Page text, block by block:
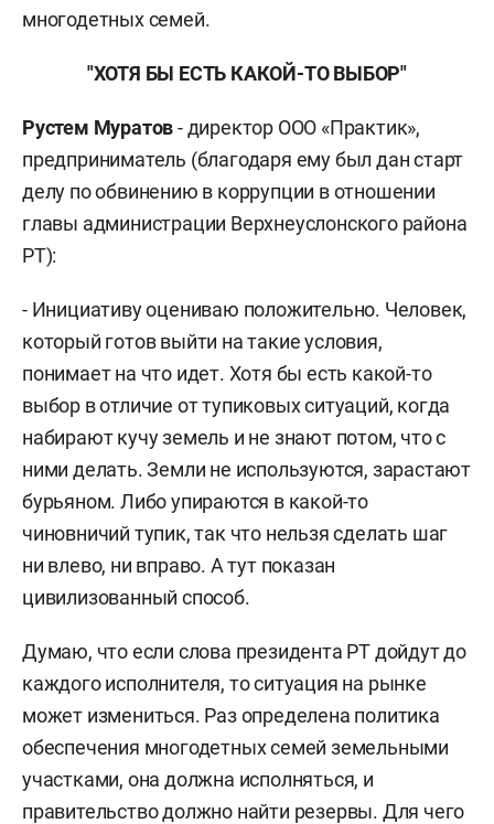
многодетных семей.
"ХОТЯ БЫ ЕСТЬ КАКОЙ-ТО ВЫБОР"
Рустем Муратов- директор ООО «Практик»,
предприниматель (благодаря ему был дан старт
делу по обвинению в коррупции в отношении
главы администрации Верхнеуслонского района
РТ):
- Инициативу оцениваю положительно. Человек,
который готов выйти на такие условия,
понимает на что идет. Хотя бы есть какой-то
выбор в отличие от тупиковых ситуаций, когда
набирают кучу земель и не знают потом, что с
ними делать. Земли не используются, зарастают
бурьяном. Либо упираются в какой-то
чиновничий тупик, так что нельзя сделать шаг
ни влево, ни вправо. А тут показан
цивилизованный способ.
Думаю, что если слова президента РТ дойдут до
каждого исполнителя, то ситуация на рынке
может измениться. Раз определена политика
обеспечения многодетных семей земельными
участками, она должна исполняться, и
правительство должно найти резервы. Для чего